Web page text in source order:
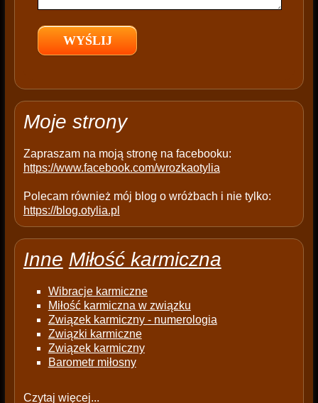
e
e
p
y
Moje strony
Zapraszam na moją stronę na facebooku:
https://www.facebook.com/wrozkaotylia
Polecam również mój blog o wróżbach i nie tylko:
https://blog.otylia.pl
Inne Miłość karmiczna
Wibracje karmiczne
Miłość karmiczna w związku
Związek karmiczny - numerologia
Związki karmiczne
Związek karmiczny
Barometr miłosny
Czytaj więcej...